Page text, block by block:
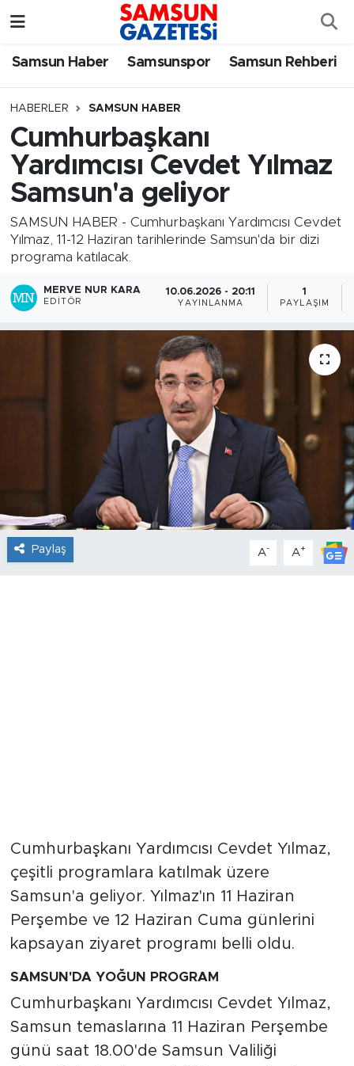
Samsun Haber Samsunspor Samsun Rehberi
HABERLER SAMSUN HABER
Cumhurbaşkanı
Yardımcısı Cevdet Yılmaz
Samsun'a geliyor
SAMSUN HABER - Cumhurbaşkanı Yardımcısı Cevdet
Yılmaz, 11-12 Haziran tarihlerinde Samsun'da bir dizi
programa katılacak.
MERVE NUR KARA
EDITÖR
10.06.2026 - 20:11
YAYINLANMA
1
PAYLAŞIM
Paylaş A- A+
Cumhurbaşkanı Yardımcısı Cevdet Yılmaz,
çeşitli programlara katılmak üzere
Samsun'a geliyor. Yılmaz'ın 11 Haziran
Perşembe ve 12 Haziran Cuma günlerini
kapsayan ziyaret programı belli oldu.
SAMSUN'DA YOĞUN PROGRAM
Cumhurbaşkanı Yardımcısı Cevdet Yılmaz,
Samsun temaslarına 11 Haziran Perşembe
günü saat 18.00'de Samsun Valiliği
Samsun Haber
Samsun Rehberi
Resmi İlanlar
Samsun Nöbetçi Eczaneler
SAMSUN Namaz Vakitleri
Samsun Trafik Yoğunluk Haritası
Süper Lig Puan Durumu ve Fikstür
Tüm Manşetler
Son Dakika Haberleri